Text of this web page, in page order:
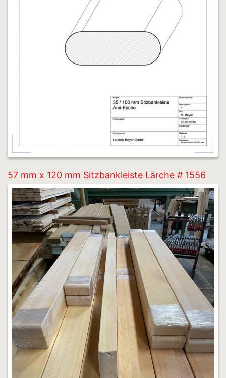
57 mm x 120 mm Sitzbankleiste Lärche # 1556